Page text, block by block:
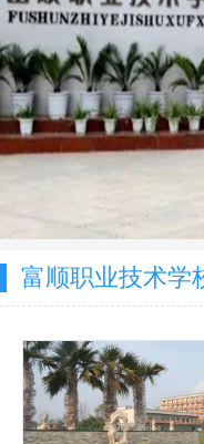
富顺职业技术学